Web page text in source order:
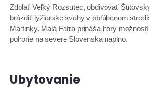
Zdolať Veľký Rozsutec, obdivovať
brázdiť lyžiarske svahy v obľúbenom
Martinky. Malá Fatra prináša hory
pohorie na severe Slovenska naplno.
Ubytovanie